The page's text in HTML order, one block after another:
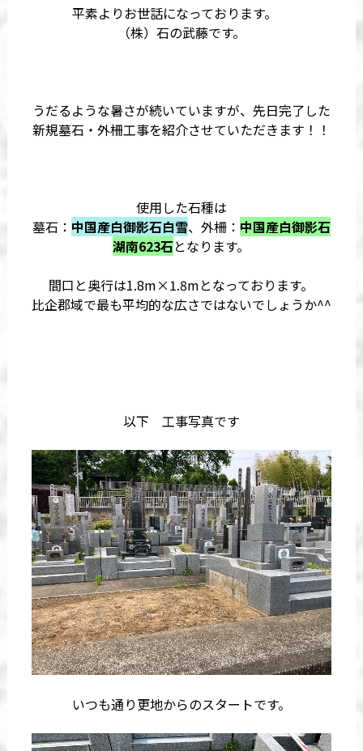
平素よりお世話になっております。
（株）石の武藤です。
うだるような暑さが続いていますが、先日完了した
新規墓石・外柵工事を紹介させていただきます！！
使用した石種は
墓石： 中国産白御影石白雪、外柵： 中国産白御影石
湖南623石となります。
間口と奥行は1.8m×1.8mとなっております。
比企郡域で最も平均的な広さではないでしょうか^^
以下 工事写真です
いつも通り更地からのスタートです。